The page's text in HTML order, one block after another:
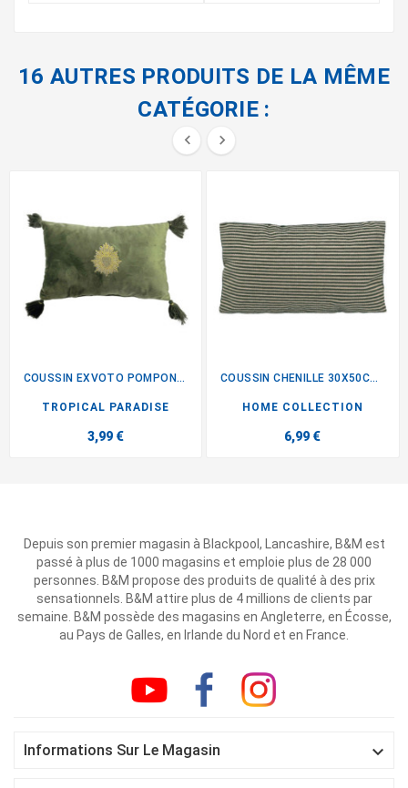
16 AUTRES PRODUITS DE LA MÊME
CATÉGORIE :
 
COUSSIN EXVOTO POMPONS...
TROPICAL PARADISE
3,99 €
COUSSIN CHENILLE 30X50CM VERT
HOME COLLECTION
6,99 €
Depuis son premier magasin à Blackpool, Lancashire, B&M est
passé à plus de 1000 magasins et emploie plus de 28 000
personnes. B&M propose des produits de qualité à des prix
sensationnels. B&M attire plus de 4 millions de clients par
semaine. B&M possède des magasins en Angleterre, en Écosse,
au Pays de Galles, en Irlande du Nord et en France.
Informations Sur Le Magasin 